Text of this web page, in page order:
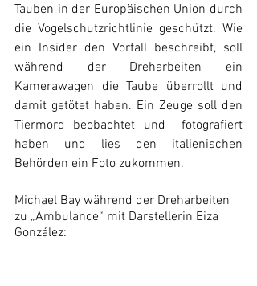
Tauben in der Europäischen Union durch
die Vogelschutzrichtlinie geschützt. Wie
ein Insider den Vorfall beschreibt, soll
während der Dreharbeiten ein
Kamerawagen die Taube überrollt und
damit getötet haben. Ein Zeuge soll den
Tiermord beobachtet und  fotografiert
haben und lies den italienischen
Behörden ein Foto zukommen.
Michael Bay während der Dreharbeiten
zu „Ambulance“ mit Darstellerin Eiza
González: